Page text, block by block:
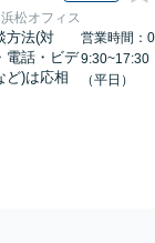
松オフィス
方法(対
電話・ビデ
ど)は応相
営業時間：0
9:30~17:30
（平日）